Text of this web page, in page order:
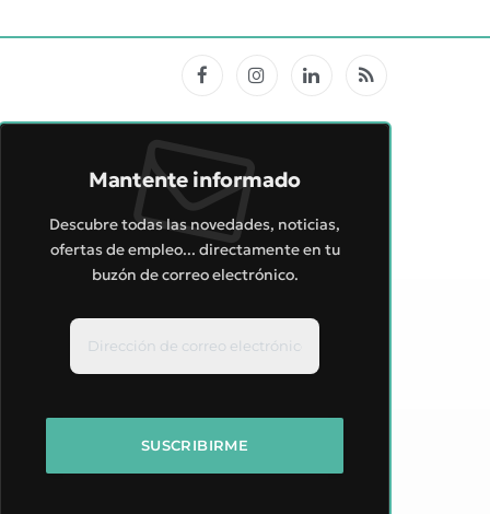
FacebookInstagramLinkedInRSS
Mantente informado
Descubre todas las novedades, noticias,
ofertas de empleo... directamente en tu
buzón de correo electrónico.